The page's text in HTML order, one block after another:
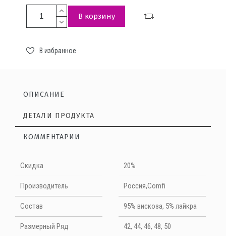
В корзину
В избранное
ОПИСАНИЕ
ДЕТАЛИ ПРОДУКТА
КОММЕНТАРИИ
Скидка 20%
Производитель Россия,Comfi
Cостав 95% вискоза, 5% лайкра
Размерный Ряд 42, 44, 46, 48, 50
Нет отзывов на данный момент
НАПИШИТЕ ОТЗЫВ